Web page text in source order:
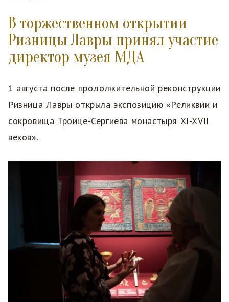
В торжественном открытии
Ризницы Лавры принял участие
директор музея МДА
1 августа после продолжительной реконструкции
Ризница Лавры открыла экспозицию «Реликвии и
сокровища Троице-Сергиева монастыря XI-XVII
веков».